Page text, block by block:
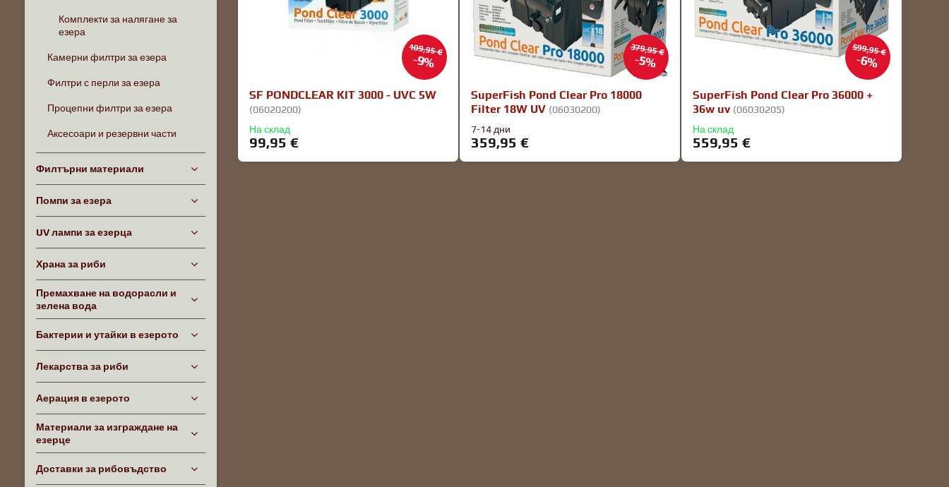
109,95 €
9%
SF PONDCLEAR KIT 3000 - UVC 5W
(06020200)
На склад
99,95 €
379,95 €
5%
SuperFish Pond Clear Pro 18000
Filter 18W UV (06030200)
7-14 дни
359,95 €
599,95 €
6%
SuperFish Pond Clear Pro 36000 +
36w uv (06030205)
На склад
559,95 €
Комплекти за налягане за
езера
Камерни филтри за езера
Филтри с перли за езера
Процепни филтри за езера
Аксесоари и резервни части
Филтърни материали
Помпи за езера
UV лампи за езерца
Храна за риби
Премахване на водорасли и
зелена вода
Бактерии и утайки в езерото
Лекарства за риби
Аерация в езерото
Материали за изграждане на
езерце
Доставки за рибовъдство